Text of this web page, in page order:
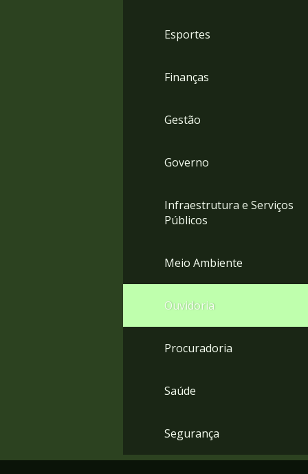
Esportes
Finanças
Gestão
Governo
Infraestrutura e Serviços
Públicos
Meio Ambiente
Ouvidoria
Procuradoria
Saúde
Segurança